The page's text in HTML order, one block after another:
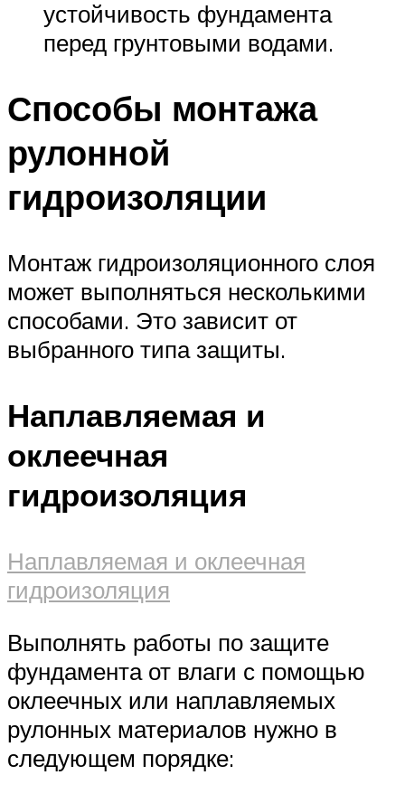
устойчивость фундамента
перед грунтовыми водами.
Способы монтажа
рулонной
гидроизоляции
Монтаж гидроизоляционного слоя
может выполняться несколькими
способами. Это зависит от
выбранного типа защиты.
Наплавляемая и
оклеечная
гидроизоляция
Наплавляемая и оклеечная
гидроизоляция
Выполнять работы по защите
фундамента от влаги с помощью
оклеечных или наплавляемых
рулонных материалов нужно в
следующем порядке: